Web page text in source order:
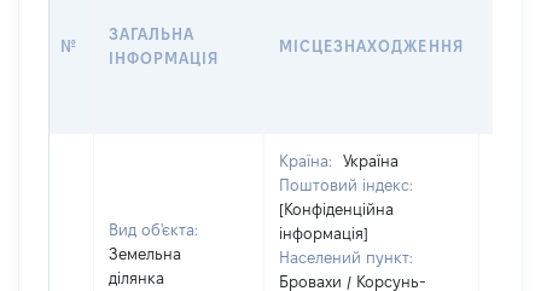
№
ЗАГАЛЬНА
ІНФОРМАЦІЯ
МІСЦЕЗНАХОДЖЕННЯ
Вид об'єкта:
Земельна
ділянка
Країна:
Україна
Поштовий індекс:
[Конфіденційна
інформація]
Населений пункт:
Бровахи / Корсунь-